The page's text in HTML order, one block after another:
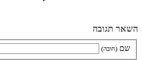
השאר תגובה
שם (חובה)